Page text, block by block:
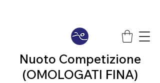
Nuoto Competizione
(OMOLOGATI FINA)